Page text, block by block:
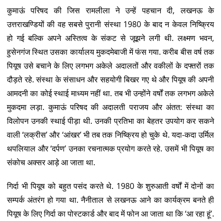
कुमाऊं परिषद की जिस रामलीला ने उन्हें पहचान दी, लखनऊ के
उत्तराखण्डियों की वह सबसे पुरानी संस्था 1980 के बाद न केवल निष्क्रिय
हो गई बल्कि अपने अस्तित्व के संकट से जूझने लगी थी. लक्ष्मण भवन,
हुसेनगंज स्थित उसका कार्यालय मुकदमेबाजी में फंस गया. करीब बीस वर्ष तक
पियूष उसे बचाने के लिए लगभग अकेले अदालतों और वकीलों के दफ्तरों तक
दौड़ते रहे. संस्था के संसाधन और सहयोगी बिखर गए थे और पियूष की अपनी
आमदनी का कोई स्थाई माध्यम नहीं था. तब भी उन्होंने वर्षों तक लगभग अकेले
मुकदमा लड़ा. कुमाऊं परिषद की अदालती पराजय और अंतत: संस्था का
विलोपन उनकी स्थाई पीड़ा थी. उनकी प्रतिभा का बेहतर उपयोग कर सकने
वाली ‘लक्रीस’ और ‘आंखर’ भी तब तक निष्क्रिय हो चुके थे. यदा-कदा उर्मिल
थपलियाल और ‘दर्पण’ उनका रचनात्मक प्रयोग करते रहे. उसमें भी पियूष का
संकोच अक्सर आड़े आ जाता था.
गिर्दा भी पियूष को बहुत पसंद करते थे. 1980 के शुरुआती वर्षों में दोनों का
सम्पर्क अंतरंग हो गया था. नैनीताल से लखनऊ आने का कार्यक्रम बनते ही
पियूष के लिए गिर्दा का पोस्टकार्ड और बाद में फोन आ जाता था कि ‘आ रहा हूं’.